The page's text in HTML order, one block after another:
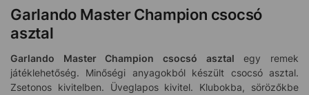
Garlando Master Champion csocsó
asztal
Garlando Master Champion csocsó asztal egy remek
játéklehetőség. Minőségi anyagokból készült csocsó asztal.
Zsetonos kivitelben. Üveglapos kivitel. Klubokba, sörözőkbe